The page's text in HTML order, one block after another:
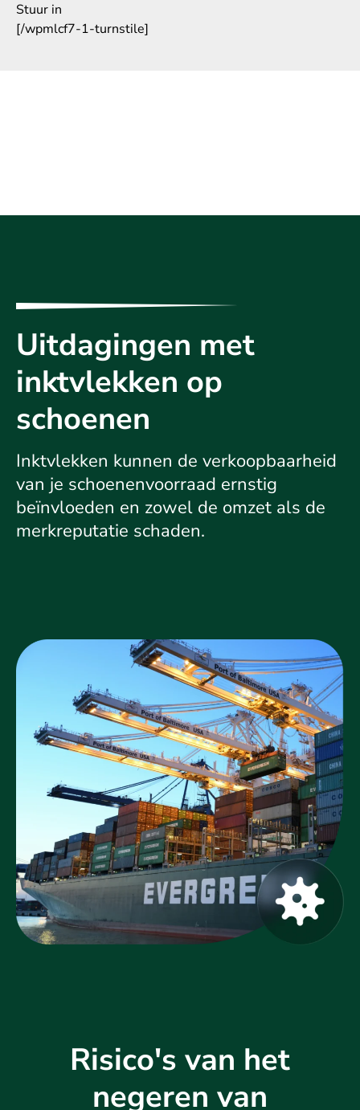
Stuur in
[/wpmlcf7-1-turnstile]
Uitdagingen met
inktvlekken op
schoenen
Inktvlekken kunnen de verkoopbaarheid
van je schoenenvoorraad ernstig
beïnvloeden en zowel de omzet als de
merkreputatie schaden.
Risico's van het
negeren van